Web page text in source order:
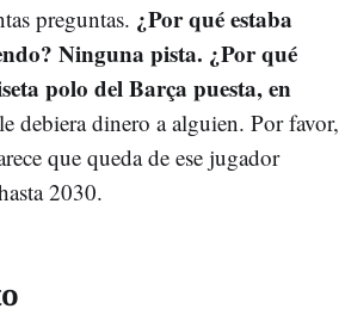
preguntas. ¿Por qué estaba
Ninguna pista. ¿Por qué
polo del Barça puesta, en
debiera dinero a alguien. Por favor,
que queda de ese jugador
2030.